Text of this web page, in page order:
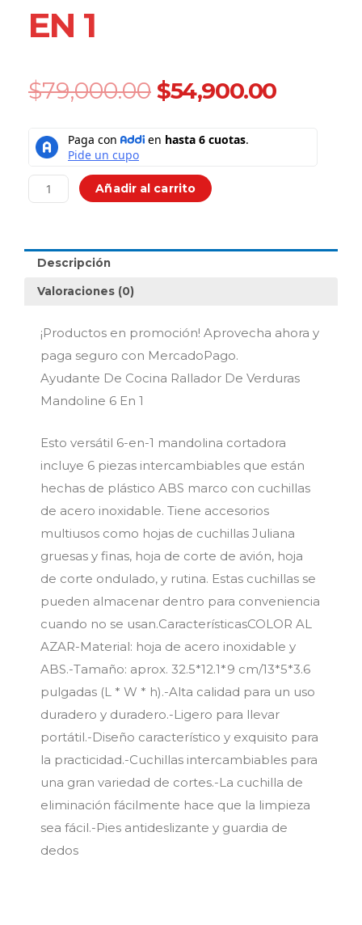
EN 1
$79,000.00 Original
price
$79,000.00.
$54,900.00Current
De
Verduras
Mandoline
6
cantidad
Añadir al carrito
Descripción
Valoraciones (0)
¡Productos en promoción! Aprovecha ahora y
paga seguro con MercadoPago.
Ayudante De Cocina Rallador De Verduras
Mandoline 6 En 1
Esto versátil 6-en-1 mandolina cortadora
incluye 6 piezas intercambiables que están
hechas de plástico ABS marco con cuchillas
de acero inoxidable. Tiene accesorios
multiusos como hojas de cuchillas Juliana
gruesas y finas, hoja de corte de avión, hoja
de corte ondulado, y rutina. Estas cuchillas se
pueden almacenar dentro para conveniencia
cuando no se usan.CaracterísticasCOLOR AL
AZAR-Material: hoja de acero inoxidable y
ABS.-Tamaño: aprox. 32.5*12.1*9 cm/13*5*3.6
pulgadas (L * W * h).-Alta calidad para un uso
duradero y duradero.-Ligero para llevar
portátil.-Diseño característico y exquisito para
la practicidad.-Cuchillas intercambiables para
una gran variedad de cortes.-La cuchilla de
eliminación fácilmente hace que la limpieza
sea fácil.-Pies antideslizante y guardia de
dedos